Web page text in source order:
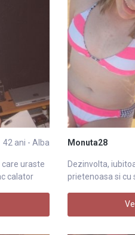
42 ani - Alba
uraste
calator
Monuta28
Dezinvolta,
prietenoasa si cu